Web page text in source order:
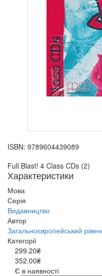
ISBN: 9789604439089
Full Blast! 4 Class CDs (2)
Характеристики
Мова
Серія
Видавництво
Автор
Загальноєвропейський
Категорії
299.20₴
352.00₴
Є в наявності